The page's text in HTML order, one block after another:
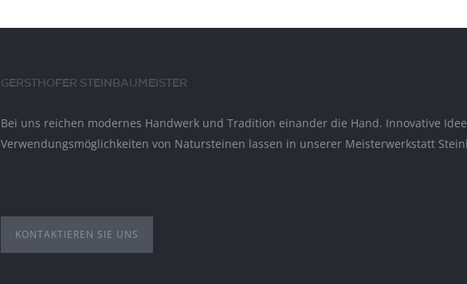
GERSTHOFER STEINBAUMEISTER
Bei uns reichen modernes Handwerk und Tradition einander die Hand. Innovative
Verwendungsmöglichkeiten von Natursteinen lassen in unserer Meisterwerkstatt
KONTAKTIEREN SIE UNS